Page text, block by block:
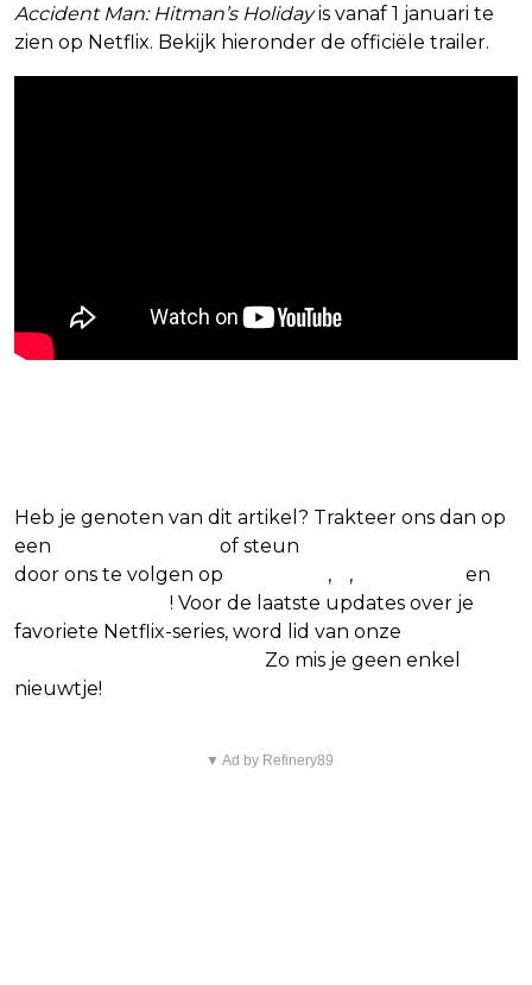
Accident Man: Hitman’s Holidayis vanaf 1 januari te
zien op Netflix. Bekijk hieronder de officiële trailer.
Heb je genoten van dit artikel? Trakteer ons dan op
een
of steun
door ons te volgen op
, ,
en
! Voor de laatste updates over je
favoriete Netflix-series, word lid van onze
Zo mis je geen enkel
nieuwtje!
▼ Ad by Refinery89